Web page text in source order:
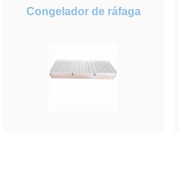
Congelador de ráfaga